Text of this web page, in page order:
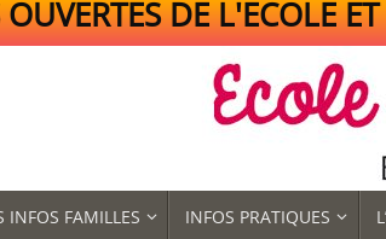
DE L'ECOLE
INFOS FAMILLES INFOS PRATIQUES